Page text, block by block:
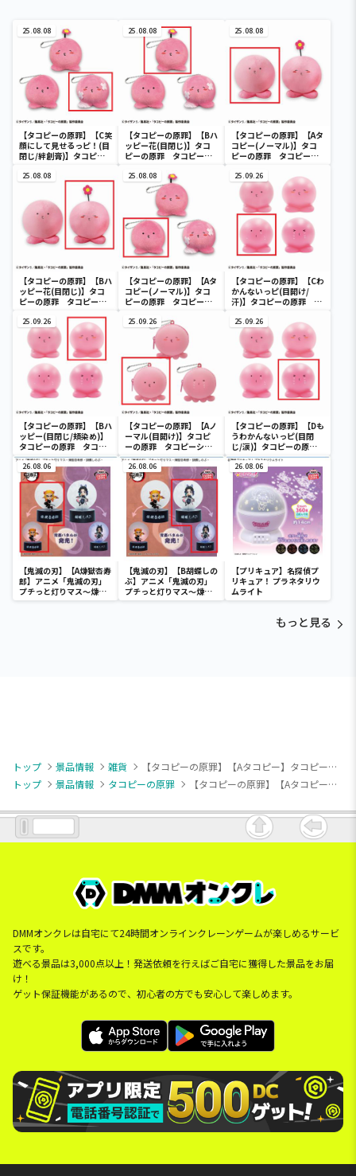
25.08.08
【タコピーの原罪】【C笑
顔にして見せるっピ！(目
閉じ/絆創膏)】タコピー
ットぬいぐるみ
25.08.08
【タコピーの原罪】【Bハ
ッピー花(目閉じ)】タコ
ピーの原罪 タコピーマ
25.08.08
【タコピーの原罪】【Aタ
コピー(ノーマル)】タコ
ピーの原罪 タコピー
25.08.08
【タコピーの原罪】【Bハ
ッピー花(目閉じ)】タコ
ピーの原罪 タコピー
25.08.08
【タコピーの原罪】【Aタ
コピー(ノーマル)】タコ
ピーの原罪 タコピーマ
25.09.26
【タコピーの原罪】【Cわ
かんないっピ(目開け/
汗)】タコピーの原罪 タ
25.09.26
【タコピーの原罪】【Bハ
ッピー(目閉じ/頬染め)】
タコピーの原罪 タコピ
ーミニフィギュア
25.09.26
【タコピーの原罪】【Aノ
ーマル(目開け)】タコピ
ーの原罪 タコピーシリ
コンポーチ
25.09.26
【タコピーの原罪】【Dも
うわかんないっピ(目閉
じ/涙)】タコピーの原
罪 タコピーミニフィギ
ュア
26.08.06
【鬼滅の刃】【A煉獄杏寿
郎】アニメ「鬼滅の刃」
プチっと灯りマス～煉獄
杏寿郎・胡蝶しのぶ～
26.08.06
【鬼滅の刃】【B胡蝶しの
ぶ】アニメ「鬼滅の刃」
プチっと灯りマス～煉獄
杏寿郎・胡蝶しのぶ～
26.08.06
【プリキュア】名探偵プ
リキュア！ プラネタリウ
ムライト
もっと見る
トップ 景品情報 雑貨
【タコピーの原罪】【Aタコピー】タコピーの原罪 [PM]ドームクッション
トップ
景品情報 タコピーの原罪 【タコピーの原罪】【Aタコピー】タコピーの原罪 [PM]ドームクッション
DMMオンクレは自宅にて24時間オンラインクレーンゲームが楽しめるサービ
スです。
遊べる景品は3,000点以上！発送依頼を行えばご自宅に獲得した景品をお届
け！
ゲット保証機能があるので、初心者の方でも安心して楽しめます。